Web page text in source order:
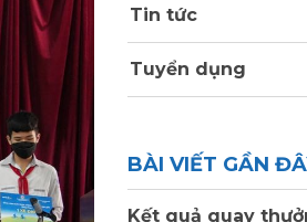
Tin tức
Tuyển dụng
BÀI VIẾT GẦN
Kết quả quay